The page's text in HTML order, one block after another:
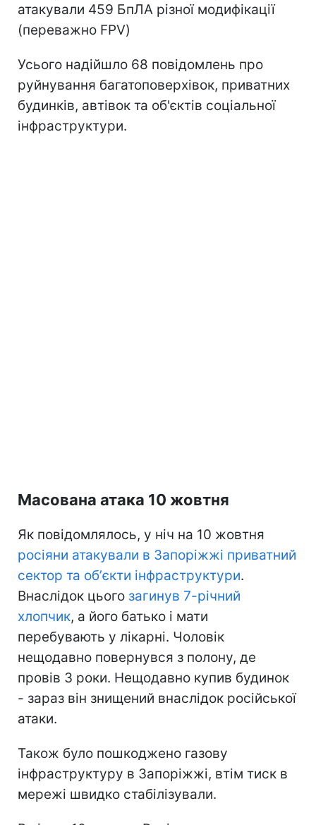
атакували 459 БпЛА різної модифікації
(переважно FPV)
Усього надійшло 68 повідомлень про
руйнування багатоповерхівок, приватних
будинків, автівок та об'єктів соціальної
інфраструктури.
Масована атака 10 жовтня
Як повідомлялось, у ніч на 10 жовтня
росіяни атакували в Запоріжжі приватний
сектор та обʼєкти інфраструктури.
Внаслідок цього загинув 7-річний
хлопчик, а його батько і мати
перебувають у лікарні. Чоловік
нещодавно повернувся з полону, де
провів 3 роки. Нещодавно купив будинок
- зараз він знищений внаслідок російської
атаки.
Також було пошкоджено газову
інфраструктуру в Запоріжжі, втім тиск в
мережі швидко стабілізували.